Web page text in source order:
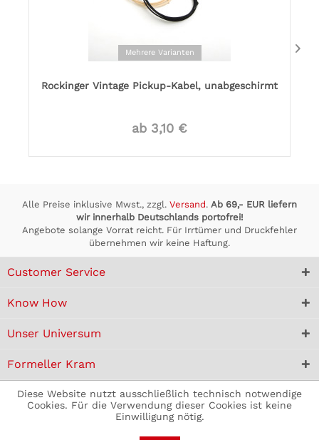
Mehrere Varianten
Rockinger Vintage Pickup-Kabel, unabgeschirmt
ab 3,10 €
Alle Preise inklusive Mwst., zzgl. Versand. Ab 69,- EUR liefern
wir innerhalb Deutschlands portofrei!
Angebote solange Vorrat reicht. Für Irrtümer und Druckfehler
übernehmen wir keine Haftung.
Customer Service
Know How
Unser Universum
Formeller Kram
Diese Website nutzt ausschließlich technisch notwendige
Cookies. Für die Verwendung dieser Cookies ist keine
Einwilligung nötig.